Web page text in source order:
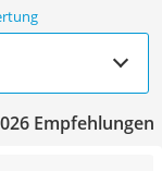
Empfehlungen